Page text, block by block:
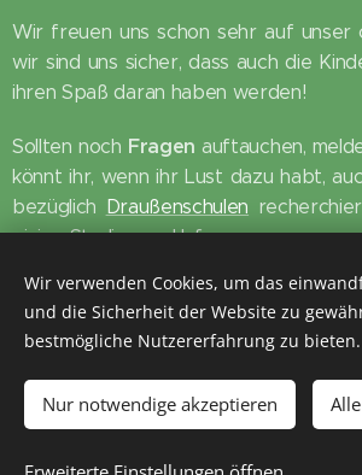
Wir freuen uns schon sehr auf unser
wir sind uns sicher, dass auch die
ihren Spaß daran haben werden! 😊
Sollten noch Fragen auftauchen,
könnt ihr, wenn ihr Lust dazu habt,
bezüglich Draußenschulen
einige Studien und Infos.
Alles Liebe
Das Lehrer*innen-Team
Wir verwenden Cookies, um das
und die Sicherheit der Website zu
bestmögliche Nutzererfahrung zu bieten.
Nur notwendige akzeptieren